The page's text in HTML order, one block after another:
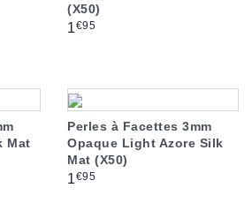
(X50)
Prix
1€95
Mat
Perles à Facettes 3mm
Opaque Light Azore Silk
Mat (X50)
Prix
1€95